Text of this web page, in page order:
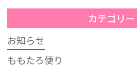
カテゴリー
お知らせ
ももたろ便り